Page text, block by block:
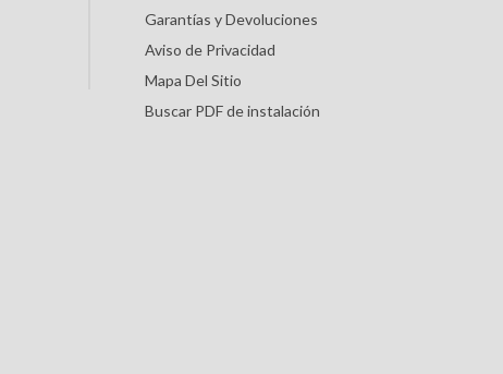
Garantías y Devoluciones
Aviso de Privacidad
Mapa Del Sitio
Buscar PDF de instalación